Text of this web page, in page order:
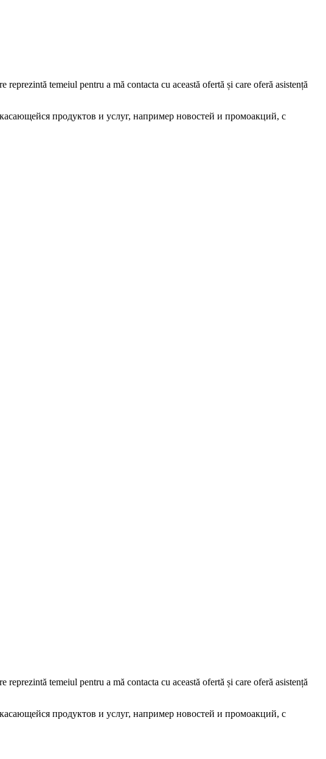
temeiul pentru a mă contacta cu această ofertă și care oferă asistență
продуктов и услуг, например новостей и промоакций, с
temeiul pentru a mă contacta cu această ofertă și care oferă asistență
продуктов и услуг, например новостей и промоакций, с